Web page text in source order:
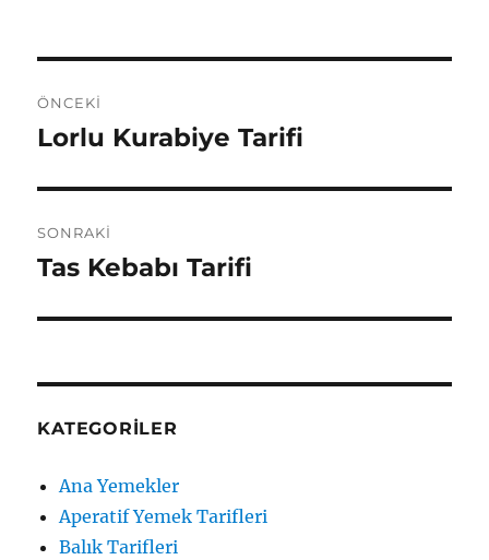
gezinmesi
ÖNCEKI
Önceki
Lorlu Kurabiye Tarifi
SONRAKI
Sonraki
Tas Kebabı Tarifi
KATEGORILER
Ana Yemekler
Aperatif Yemek Tarifleri
Balık Tarifleri